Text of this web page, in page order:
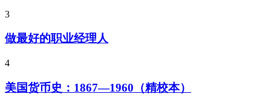
3
做最好的职业经理人
4
美国货币史：1867—1960（精校本）